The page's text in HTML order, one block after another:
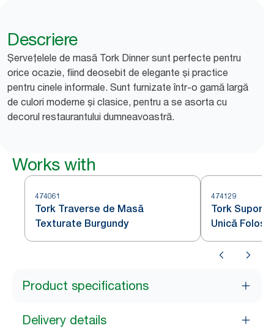
Descriere
Șervețelele de masă Tork Dinner sunt perfecte pentru
orice ocazie, fiind deosebit de elegante și practice
pentru cinele informale. Sunt furnizate într-o gamă largă
de culori moderne și clasice, pentru a se asorta cu
decorul restaurantului dumneavoastră.
Works with
474061
Tork Traverse de Masă
Texturate Burgundy
474129
Tork
Unică
Product specifications
Delivery details